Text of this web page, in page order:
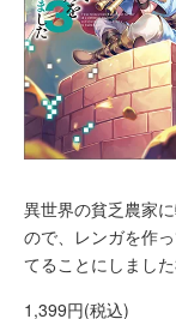
異世界の貧乏農家
ので、レンガを作
てることにしまし
1,399円(税込)